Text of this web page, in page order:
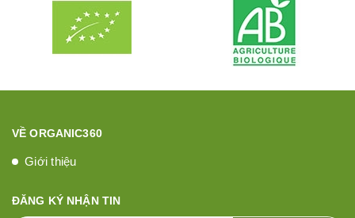
VỀ ORGANIC360
Giới thiệu
ĐĂNG KÝ NHẬN TIN